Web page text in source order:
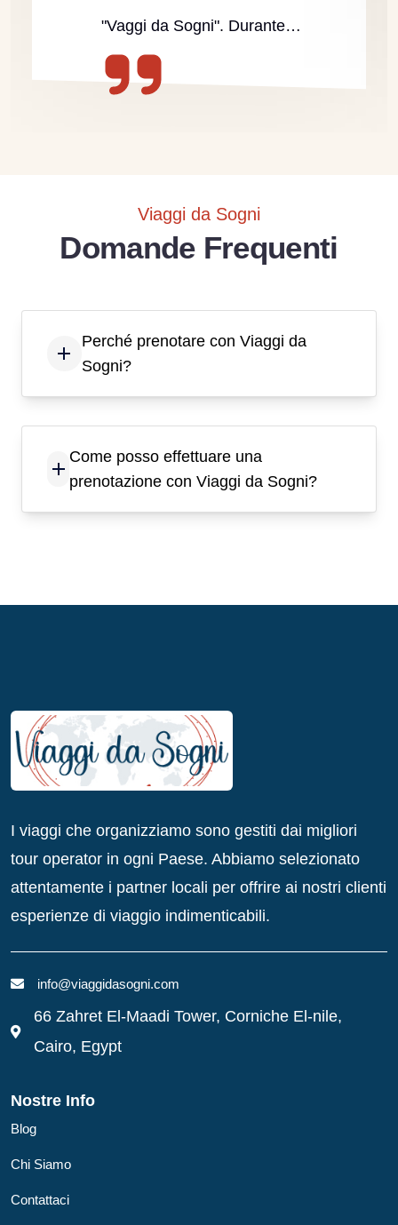
"Vaggi da Sogni". Durante…
Viaggi da Sogni
Domande Frequenti
Perché prenotare con Viaggi da
Sogni?
Come posso effettuare una
prenotazione con Viaggi da Sogni?
I viaggi che organizziamo sono gestiti dai migliori
tour operator in ogni Paese. Abbiamo selezionato
attentamente i partner locali per offrire ai nostri clienti
esperienze di viaggio indimenticabili.
info@viaggidasogni.com
66 Zahret El-Maadi Tower, Corniche El-nile,
Cairo, Egypt
Nostre Info
Blog
Chi Siamo
Contattaci